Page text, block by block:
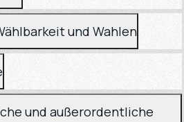
Wählbarkeit und Wahlen